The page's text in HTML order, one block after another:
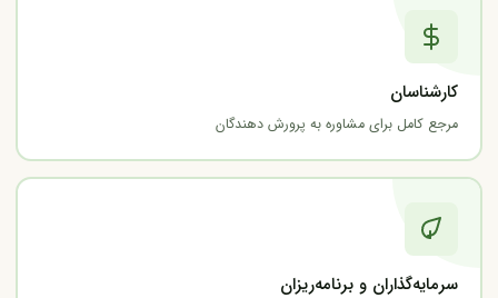
کارشناسان
مرجع کامل برای مشاوره به پرورش دهندگان
سرمایه‌گذاران و برنامه‌ریزان